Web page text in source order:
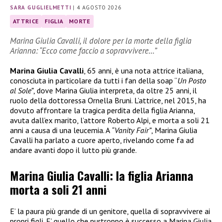
SARA GUGLIELMETTI |4 AGOSTO 2026
ATTRICE FIGLIA MORTE
Marina Giulia Cavalli, il dolore per la morte della figlia
Arianna: “Ecco come faccio a sopravvivere…”
Marina Giulia Cavalli, 65 anni, è una nota attrice italiana,
conosciuta in particolare da tutti i fan della soap “Un Posto
al Sole”, dove Marina Giulia interpreta, da oltre 25 anni, il
ruolo della dottoressa Ornella Bruni. L’attrice, nel 2015, ha
dovuto affrontare la tragica perdita della figlia Arianna,
avuta dall’ex marito, l’attore Roberto Alpi, e morta a soli 21
anni a causa di una leucemia. A “Vanity Fair”, Marina Giulia
Cavalli ha parlato a cuore aperto, rivelando come fa ad
andare avanti dopo il lutto più grande.
Marina Giulia Cavalli: la figlia Arianna
morta a soli 21 anni
E’ la paura più grande di un genitore, quella di sopravvivere ai